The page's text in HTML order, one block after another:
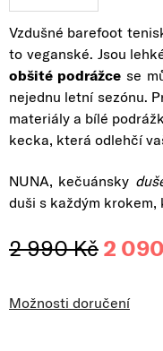
Vzdušné barefoot
to veganské. Jsou
obšité podrážce se
nejednu letní sezónu.
materiály a bílé
kecka, která odlehčí
NUNA, kečuánsky
duši s každým
2 990 Kč 2
Možnosti doručení